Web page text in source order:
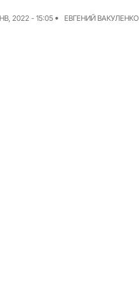
2022 - 15:05 ЕВГЕНИЙ ВАКУЛЕНКО